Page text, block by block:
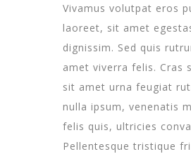
Vivamus volutpat eros
laoreet, sit amet
dignissim. Sed quis
amet viverra felis. Cras
sit amet urna feugiat
nulla ipsum, venenatis
felis quis, ultricies
Pellentesque tristique